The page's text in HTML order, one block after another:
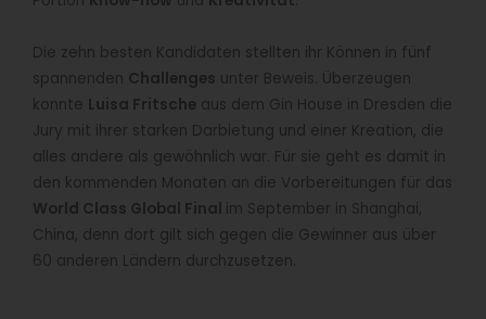
Die zehn besten Kandidaten stellten ihr Können in fünf
spannenden Challenges unter Beweis. Überzeugen
konnte Luisa Fritsche aus dem Gin House in Dresden die
Jury mit ihrer starken Darbietung und einer Kreation, die
alles andere als gewöhnlich war. Für sie geht es damit in
den kommenden Monaten an die Vorbereitungen für das
World Class Global Final im September in Shanghai,
China, denn dort gilt sich gegen die Gewinner aus über
60 anderen Ländern durchzusetzen.